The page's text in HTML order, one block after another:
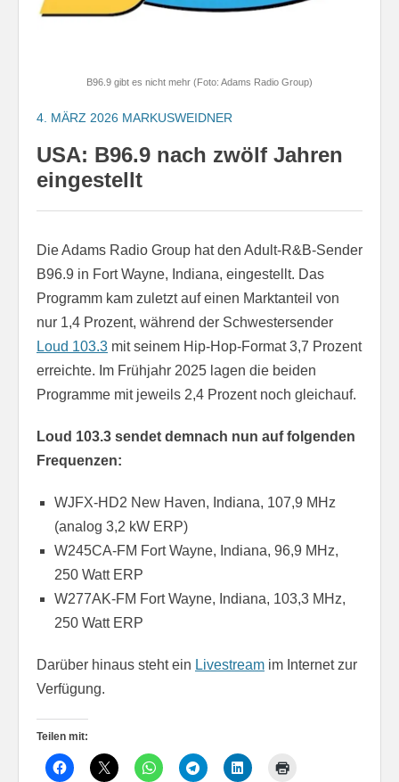
B96.9 gibt es nicht mehr (Foto: Adams Radio Group)
4. MÄRZ 2026 MARKUSWEIDNER
USA: B96.9 nach zwölf Jahren
eingestellt
Die Adams Radio Group hat den Adult-R&B-Sender
B96.9 in Fort Wayne, Indiana, eingestellt. Das
Programm kam zuletzt auf einen Marktanteil von
nur 1,4 Prozent, während der Schwestersender
Loud 103.3 mit seinem Hip-Hop-Format 3,7 Prozent
erreichte. Im Frühjahr 2025 lagen die beiden
Programme mit jeweils 2,4 Prozent noch gleichauf.
Loud 103.3 sendet demnach nun auf folgenden
Frequenzen:
WJFX-HD2 New Haven, Indiana, 107,9 MHz
(analog 3,2 kW ERP)
W245CA-FM Fort Wayne, Indiana, 96,9 MHz,
250 Watt ERP
W277AK-FM Fort Wayne, Indiana, 103,3 MHz,
250 Watt ERP
Darüber hinaus steht ein Livestream im Internet zur
Verfügung.
Teilen mit: